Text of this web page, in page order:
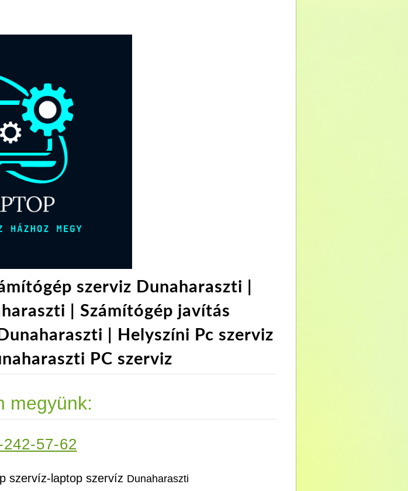
szerviz Dunaharaszti |
| Számítógép javítás
| Helyszíni Pc szerviz
PC szerviz
megyünk:
242-57-62
szervíz-laptop szervíz Dunaharaszti